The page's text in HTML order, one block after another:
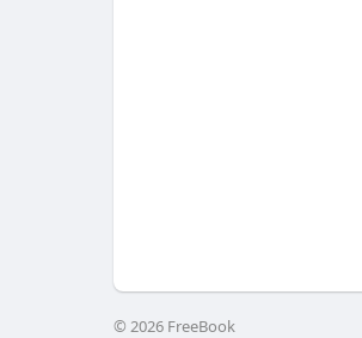
© 2026 FreeBook